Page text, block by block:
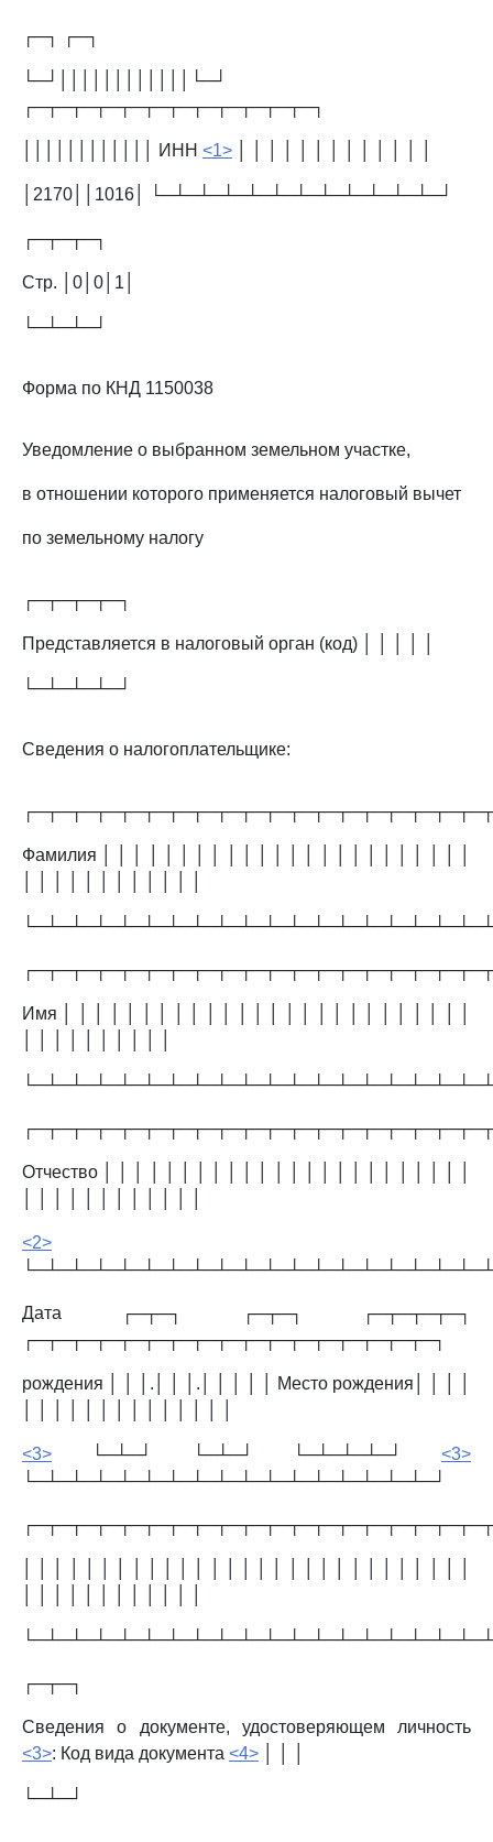
┌─┐ ┌─┐
└─┘││││││││││││└─┘
┌─┬─┬─┬─┬─┬─┬─┬─┬─┬─┬─┬─┐
││││││││││││ ИНН <1>
│2170││1016│ └─┴─┴─┴─┴─┴─┴─┴─┴─┴─┴─┴─┘
┌─┬─┬─┐
Стр. │0│0│1│
└─┴─┴─┘
Форма по КНД 1150038
Уведомление о выбранном земельном участке,
в отношении которого применяется налоговый вычет
по земельному налогу
┌─┬─┬─┬─┐
Представляется в налоговый орган (код) │ │ │ │ │
└─┴─┴─┴─┘
Сведения о налогоплательщике:
Фамилия │ │ │ │ │ │ │ │ │ │ │ │ │ │ │ │ │ │ │ │ │ │ │ │
Имя │ │ │ │ │ │ │ │ │ │ │ │ │ │ │ │ │ │ │ │ │ │ │ │ │ │
Отчество │ │ │ │ │ │ │ │ │ │ │ │ │ │ │ │ │ │ │ │ │ │ │ │
<2>
Дата ┌─┬─┐ ┌─┬─┐ ┌─┬─┬─┬─┐
┌─┬─┬─┬─┬─┬─┬─┬─┬─┬─┬─┬─┬─┬─┬─┬─┬─┐
рождения │ │ │.│ │ │.│ │ │ │ │ Место рождения│ │ │ │
<3> └─┴─┘ └─┴─┘ └─┴─┴─┴─┘ <3>
└─┴─┴─┴─┴─┴─┴─┴─┴─┴─┴─┴─┴─┴─┴─┴─┴─┘
┌─┬─┐
Сведения о документе, удостоверяющем личность
<3>: Код вида документа <4>
└─┴─┘